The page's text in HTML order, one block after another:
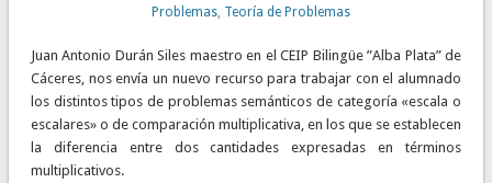
Problemas Teoría de Problemas
Juan Antonio Durán Siles maestro en el CEIP Bilingüe ”Alba Plata” de
Cáceres, nos envía un nuevo recurso para trabajar con el alumnado
los distintos tipos de problemas semánticos de categoría «escala o
escalares» o de comparación multiplicativa, en los que se establecen
la diferencia entre dos cantidades expresadas en términos
multiplicativos.